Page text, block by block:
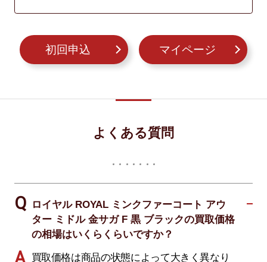
初回申込 マイページ
よくある質問
ロイヤル ROYAL ミンクファーコート アウ
ター ミドル 金サガ F 黒 ブラックの買取価格
の相場はいくらくらいですか？
買取価格は商品の状態によって大きく異なり